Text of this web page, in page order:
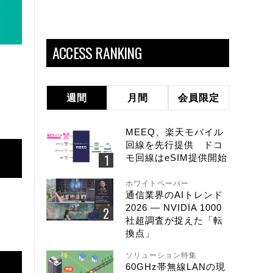
ACCESS RANKING
週間 月間 会員限定
MEEQ、楽天モバイル
回線を先行提供 ドコ
モ回線はeSIM提供開始
ホワイトペーパー
通信業界のAIトレンド
2026 ― NVIDIA 1000
社超調査が捉えた「転
換点」
ソリューション特集
60GHz帯無線LANの現